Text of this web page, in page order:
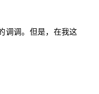
调调。但是，在我这